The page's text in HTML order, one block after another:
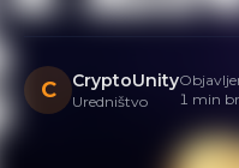
C CryptoUnity
Uredništvo
1 min